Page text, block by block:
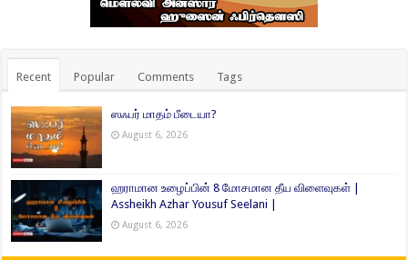
Recent Popular Comments Tags
ஸஃபர் மாதம் பீடையா?
August 6, 2026
ஹராமான உழைப்பின் 8 மோசமான தீய விளைவுகள் |
Assheikh Azhar Yousuf Seelani |
August 6, 2026